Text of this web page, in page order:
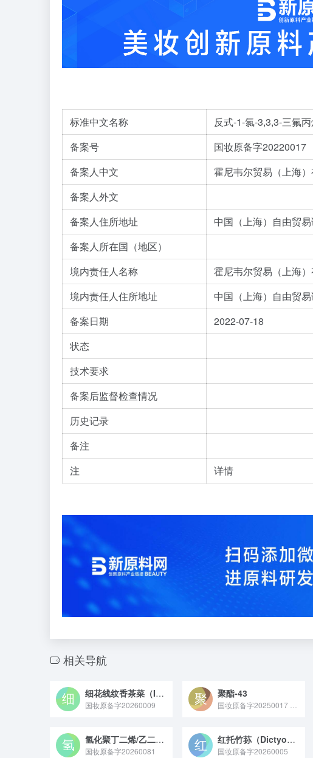
标准中文名称
反式-1-氯-3,3,3-三氟
备案号
国妆原备字20220017
备案人中文
霍尼韦尔贸易（上海
备案人外文
备案人住所地址
中国（上海）自由贸
备案人所在国（地区）
境内责任人名称
霍尼韦尔贸易（上海
境内责任人住所地址
中国（上海）自由贸
备案日期
2022-07-18
状态
技术要求
备案后监督检查情况
历史记录
备注
注
详情
相关导航
细花线纹香茶菜（ISODON LOPHANTHOIDES）提取物
国妆原备字20260009
聚酯-43
国妆原备字20250017 聚酯 - 43 是莹特丽股份公司于 2025 年 2 月 18 日备案（备案号：国妆原备字 20250017）的化妆品新原料，其 INCI 名称为 Polyester-43，PCPC 收录的作用为成膜剂、增粘剂 - 非水性。
氢化聚丁二烯/乙二醇/HDI 共聚物
国妆原备字20260081
红托竹荪（Dictyophora rubrovolvata）提取物
国妆原备字20260005